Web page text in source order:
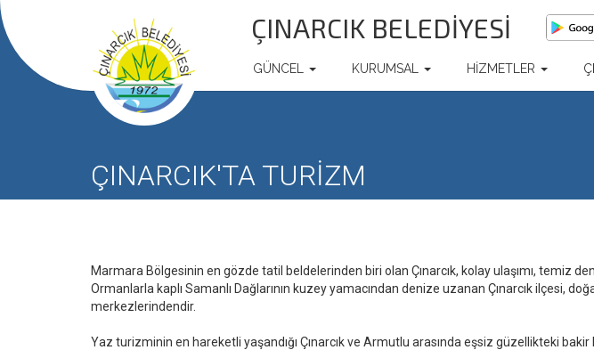
ÇINARCIK BELEDİYESİ
GÜNCEL KURUMSAL HİZMETLER
ÇINARCIK'TA TURİZM
Marmara Bölgesinin en gözde tatil beldelerinden biri olan Çınarcık, kolay ulaşımı, temiz
Ormanlarla kaplı Samanlı Dağlarının kuzey yamacından denize uzanan Çınarcık
merkezlerindendir.
Yaz turizminin en hareketli yaşandığı Çınarcık ve Armutlu arasında eşsiz güzellikteki bakir